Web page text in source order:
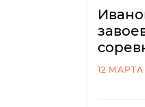
12 МАРТА